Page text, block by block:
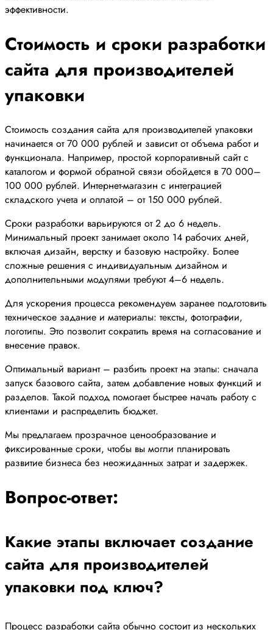
эффективности.
Стоимость и сроки разработки
сайта для производителей
упаковки
Стоимость создания сайта для производителей упаковки
начинается от 70 000 рублей и зависит от объема работ и
функционала. Например, простой корпоративный сайт с
каталогом и формой обратной связи обойдется в 70 000–
100 000 рублей. Интернет-магазин с интеграцией
складского учета и оплатой – от 150 000 рублей.
Сроки разработки варьируются от 2 до 6 недель.
Минимальный проект занимает около 14 рабочих дней,
включая дизайн, верстку и базовую настройку. Более
сложные решения с индивидуальным дизайном и
дополнительными модулями требуют 4–6 недель.
Для ускорения процесса рекомендуем заранее подготовить
техническое задание и материалы: тексты, фотографии,
логотипы. Это позволит сократить время на согласование и
внесение правок.
Оптимальный вариант – разбить проект на этапы: сначала
запуск базового сайта, затем добавление новых функций и
разделов. Такой подход помогает быстрее начать работу с
клиентами и распределить бюджет.
Мы предлагаем прозрачное ценообразование и
фиксированные сроки, чтобы вы могли планировать
развитие бизнеса без неожиданных затрат и задержек.
Вопрос-ответ:
Какие этапы включает создание
сайта для производителей
упаковки под ключ?
Процесс разработки сайта обычно состоит из нескольких